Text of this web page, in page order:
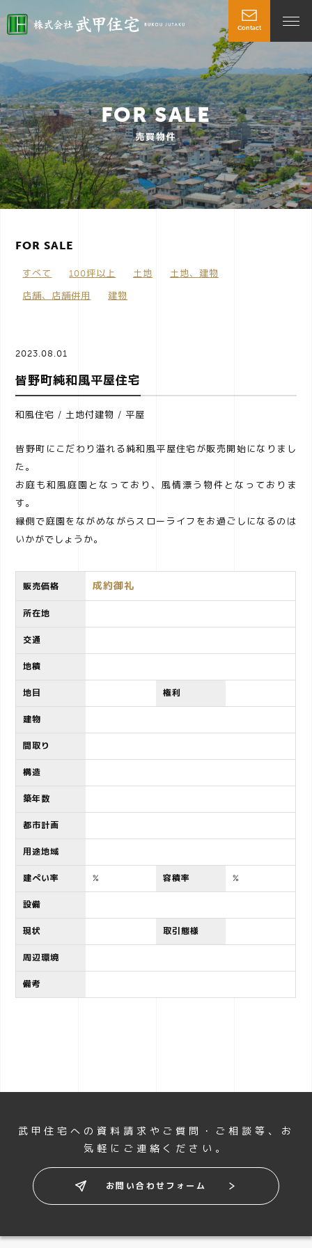
Contact
t
o
g
g
l
o
FOR SALE
売買物件
FOR SALE
すべて 100坪以上 土地 土地、建物
店舗、店舗併用 建物
2023.08.01
皆野町純和風平屋住宅
和風住宅 / 土地付建物 / 平屋
皆野町にこだわり溢れる純和風平屋住宅が販売開始になりまし
た。
お庭も和風庭園となっており、風情漂う物件となっておりま
す。
縁側で庭園をながめながらスローライフをお過ごしになるのは
いかがでしょうか。
販売価格 成約御礼
所在地
交通
地積
地目 権利
建物
間取り
構造
築年数
都市計画
用途地域
建ぺい率 % 容積率 %
設備
現状 取引態様
周辺環境
備考
武甲住宅への資料請求やご質問・ご相談等、 お
気軽にご連絡ください。
お問い合わせフォーム